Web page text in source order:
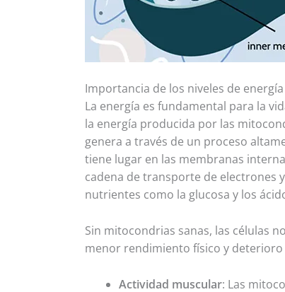
Importancia de los niveles de energía
La energía es fundamental para la
la energía producida por las
genera a través de un proceso
tiene lugar en las membranas
cadena de transporte de electrones
nutrientes como la glucosa y los
Sin mitocondrias sanas, las células
menor rendimiento físico y
Actividad muscular: Las